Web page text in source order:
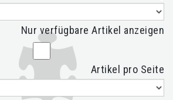
Nur verfügbare Artikel anzeigen
Artikel pro Seite